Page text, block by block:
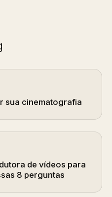
sua cinematografia
de vídeos para
8 perguntas